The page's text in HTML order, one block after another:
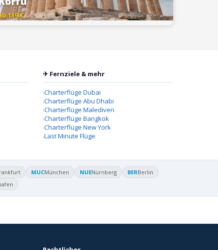
119 €
✈ Fernziele & mehr
Charterflüge Dubai
Charterflüge Abu Dhabi
Charterflüge Malediven
Charterflüge Bangkok
Charterflüge New York
Last Minute Flüge
MUCMünchen NUENürnberg BERBerlin